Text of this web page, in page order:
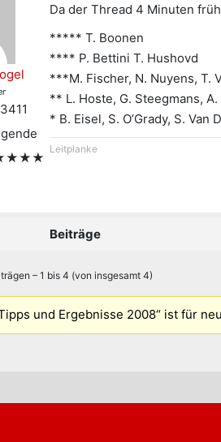
Da der Thread 4 Minuten
***** T. Boonen
**** P. Bettini T. Hushovd
***M. Fischer, N. Nuyens, T.
** L. Hoste, G. Steegmans,
* B. Eisel, S. O’Grady, S. Van
Leitplanke
Beiträge
– 1 bis 4 (von insgesamt 4)
und Ergebnisse 2008“ ist für